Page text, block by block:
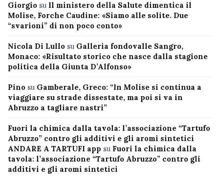
Giorgio su Il ministero della Salute dimentica il
Molise, Forche Caudine: «Siamo alle solite. Due
“svarioni” di non poco conto»
Nicola Di Lullo su Galleria fondovalle Sangro,
Monaco: «Risultato storico che nasce dalla stagione
politica della Giunta D’Alfonso»
Pino su Gamberale, Greco: “In Molise si continua a
viaggiare su strade dissestate, ma poi si va in
Abruzzo a tagliare nastri”
Fuori la chimica dalla tavola: l’associazione “Tartufo
Abruzzo” contro gli additivi e gli aromi sintetici
ANDARE A TARTUFI app su Fuori la chimica dalla
tavola: l’associazione “Tartufo Abruzzo” contro gli
additivi e gli aromi sintetici